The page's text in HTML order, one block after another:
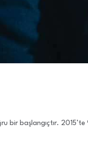
bir başlangıçtır.